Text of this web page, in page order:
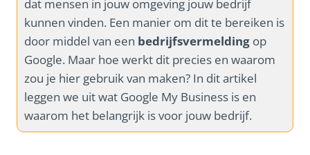
dat mensen in jouw omgeving jouw bedrijf
kunnen vinden. Een manier om dit te bereiken is
door middel van een bedrijfsvermelding op
Google. Maar hoe werkt dit precies en waarom
zou je hier gebruik van maken? In dit artikel
leggen we uit wat Google My Business is en
waarom het belangrijk is voor jouw bedrijf.